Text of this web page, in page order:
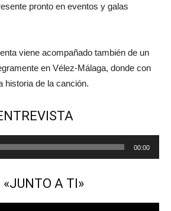
pronto en eventos y galas
viene acompañado también de un
en Vélez-Málaga, donde con
historia de la canción.
00:00
«JUNTO A TI»